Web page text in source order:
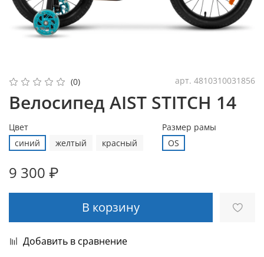
(0) арт. 4810310031856
Велосипед AIST STITCH 14
Цвет
синий
желтый красный
Размер рамы
OS
9 300 ₽
В корзину
Добавить в сравнение